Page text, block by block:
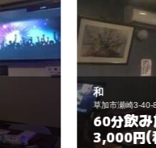
草加市瀬崎3-40-8-1
60分飲み放題
3,000円(税込)